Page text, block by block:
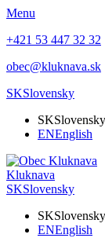
Menu
+421 53 447 32 32
obec@kluknava.sk
SKSlovensky
SKSlovensky
ENEnglish
Kluknava
SKSlovensky
SKSlovensky
ENEnglish